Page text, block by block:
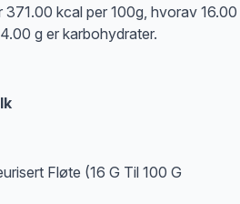
kcal per 100g, hvorav 16.00
g er karbohydrater.
sjekk pakkningen og
Fløte (16 G Til 100 G